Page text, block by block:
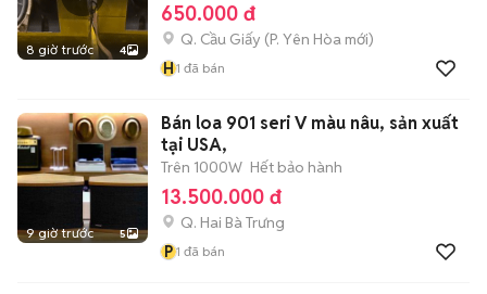
8 giờ trước 4
650.000 đ
Q. Cầu Giấy (P. Yên Hòa mới)
H1 đã bán
9 giờ trước 5
Bán loa 901 seri V màu nâu, sản xuất
tại USA,
Trên 1000W Hết bảo hành
13.500.000 đ
Q. Hai Bà Trưng
P 1 đã bán